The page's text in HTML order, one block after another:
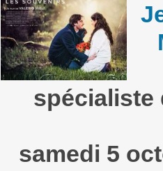
spécialiste
samedi 5